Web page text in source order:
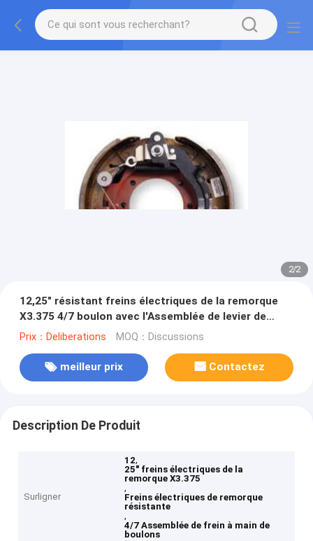
2/2
12,25" résistant freins électriques de la remorque
X3.375 4/7 boulon avec l'Assemblée de levier de
stationnement
Prix：Deliberations MOQ：Discussions
meilleur prix Contactez
Description De Produit
Surligner
12,
25" freins électriques de la
remorque X3.375
,
Freins électriques de remorque
résistante
,
4/7 Assemblée de frein à main de
boulons